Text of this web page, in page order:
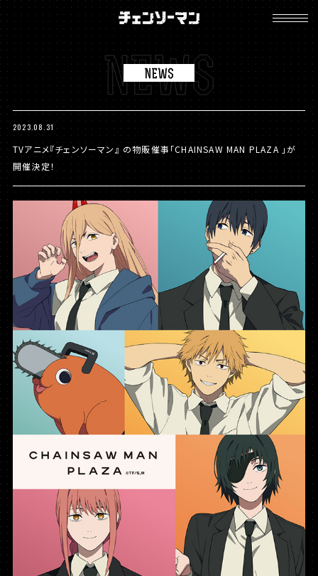
チ
ェ
ン
ソ
ー
マ
ン
2023.08.31
TVアニメ『チェンソーマン』 の物販催事「CHAINSAW MAN PLAZA 」が
開催決定！